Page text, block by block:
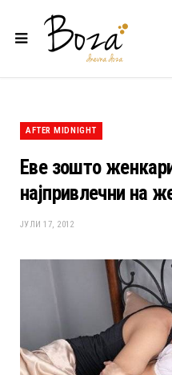
AFTER MIDNIGHT
Еве зошто
најпривлечни на
ЈУЛИ 17, 2012